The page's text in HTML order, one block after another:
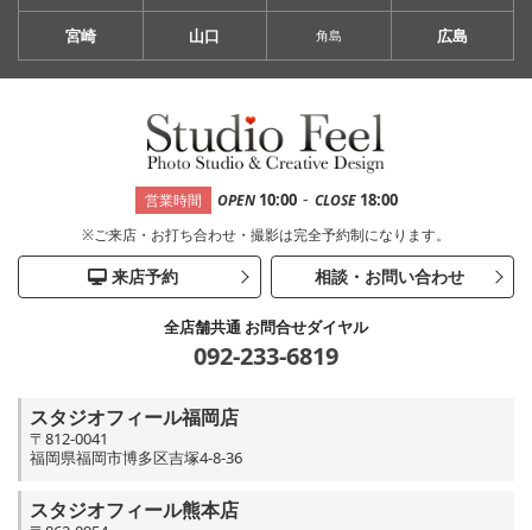
宮崎 山口 角島 広島
営業時間 OPEN 10:00 - CLOSE 18:00
※ご来店・お打ち合わせ・撮影は完全予約制になります。
来店予約 相談・お問い合わせ
全店舗共通 お問合せダイヤル
092-233-6819
スタジオフィール福岡店
〒812-0041
福岡県福岡市博多区吉塚4-8-36
スタジオフィール熊本店